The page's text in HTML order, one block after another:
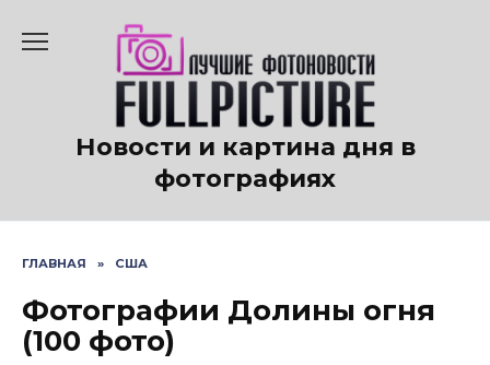
содержанию
Новости и картина дня в
фотографиях
ГЛАВНАЯ » США
Фотографии Долины огня
(100 фото)